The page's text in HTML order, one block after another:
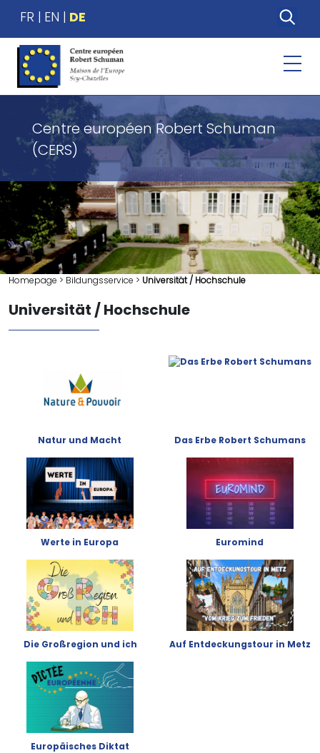
FR EN DE
Centre européen Robert Schuman
(CERS)
Homepage > Bildungsservice > Universität / Hochschule
Universität / Hochschule
Natur und Macht Das Erbe Robert Schumans
Werte in Europa Euromind
Die Großregion und ich Auf Entdeckungstour in Metz
Europäisches Diktat